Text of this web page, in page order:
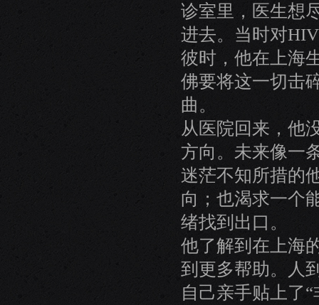
诊室里，医生想
进去。当时对
彼时，他在上海
佛要将这一切击
曲。
从医院回来，他
方向。未来像一
迷茫不知所措的
向；也渴求一个
绪找到出口。
他了解到在上海
到更多帮助。人
自己亲手贴上了